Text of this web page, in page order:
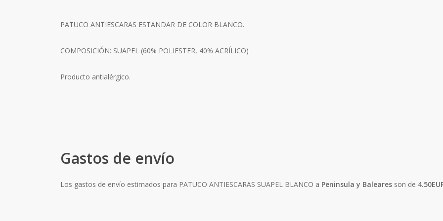
PATUCO ANTIESCARAS ESTANDAR DE COLOR BLANCO.
COMPOSICIÓN: SUAPEL (60% POLIESTER, 40% ACRÍLICO)
Producto antialérgico.
Gastos de envío
Los gastos de envío estimados para PATUCO ANTIESCARAS SUAPEL BLANCO a Peninsula y Baleares son de